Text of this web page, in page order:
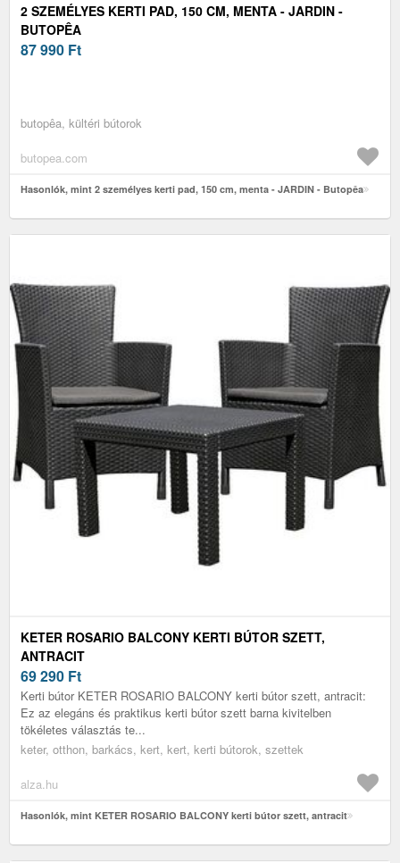
2 SZEMÉLYES KERTI PAD, 150 CM, MENTA - JARDIN -
BUTOPÊA
87 990 Ft
butopêa, kültéri bútorok
butopea.com
Hasonlók, mint 2 személyes kerti pad, 150 cm, menta - JARDIN - Butopêa
KETER ROSARIO BALCONY KERTI BÚTOR SZETT,
ANTRACIT
69 290 Ft
Kerti bútor KETER ROSARIO BALCONY kerti bútor szett, antracit:
Ez az elegáns és praktikus kerti bútor szett barna kivitelben
tökéletes választás te...
keter, otthon, barkács, kert, kert, kerti bútorok, szettek
alza.hu
Hasonlók, mint KETER ROSARIO BALCONY kerti bútor szett, antracit